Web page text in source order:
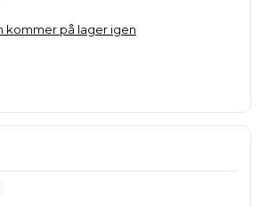
kommer på lager igen